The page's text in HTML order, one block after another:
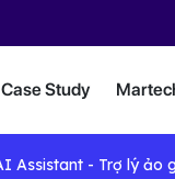
Case Study
Assistant - Trợ lý ảo